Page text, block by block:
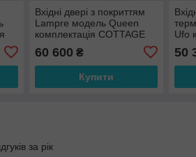
Вхідні двері з покриттям
Lampre модель Queen
комплектація COTTAGE
60 600 ₴
Купити
Ufo
50
за рік